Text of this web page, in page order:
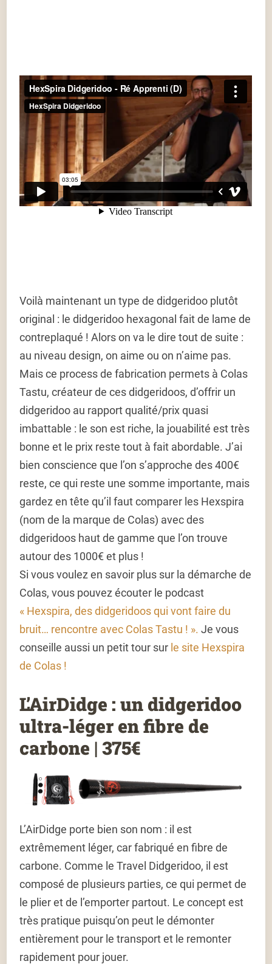
Voilà maintenant un type de didgeridoo plutôt
original : le didgeridoo hexagonal fait de lame de
contreplaqué ! Alors on va le dire tout de suite :
au niveau design, on aime ou on n’aime pas.
Mais ce process de fabrication permets à Colas
Tastu, créateur de ces didgeridoos, d’offrir un
didgeridoo au rapport qualité/prix quasi
imbattable : le son est riche, la jouabilité est très
bonne et le prix reste tout à fait abordable. J’ai
bien conscience que l’on s’approche des 400€
reste, ce qui reste une somme importante, mais
gardez en tête qu’il faut comparer les Hexspira
(nom de la marque de Colas) avec des
didgeridoos haut de gamme que l’on trouve
autour des 1000€ et plus !
Si vous voulez en savoir plus sur la démarche de
Colas, vous pouvez écouter le podcast
« Hexspira, des didgeridoos qui vont faire du
bruit… rencontre avec Colas Tastu ! ». Je vous
conseille aussi un petit tour sur le site Hexspira
de Colas !
L’AirDidge : un didgeridoo
ultra-léger en fibre de
carbone | 375€
L’AirDidge porte bien son nom : il est
extrêmement léger, car fabriqué en fibre de
carbone. Comme le Travel Didgeridoo, il est
composé de plusieurs parties, ce qui permet de
le plier et de l’emporter partout. Le concept est
très pratique puisqu’on peut le démonter
entièrement pour le transport et le remonter
rapidement pour jouer.